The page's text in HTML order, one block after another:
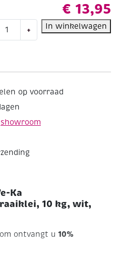
€ 13,95
+ In winkelwagen
op voorraad
showroom
Ka
10 kg, wit,
ontvangt u 10%